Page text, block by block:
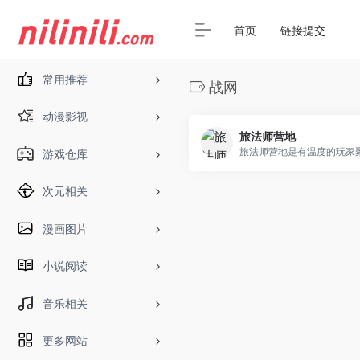
常用推荐
动漫影视
游戏仓库
次元相关
漫画图片
小说阅读
音乐相关
更多网站
首页 链接提交
战网
旅法师营地